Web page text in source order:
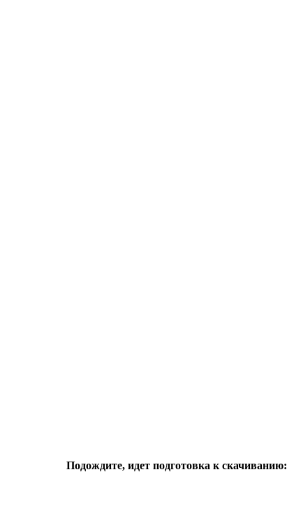
Подождите, идет подготовка к скачиванию: